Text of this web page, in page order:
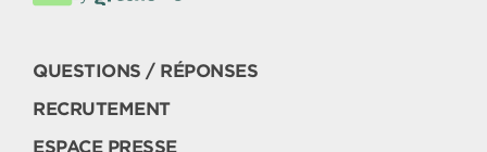
QUESTIONS / RÉPONSES
RECRUTEMENT
ESPACE PRESSE